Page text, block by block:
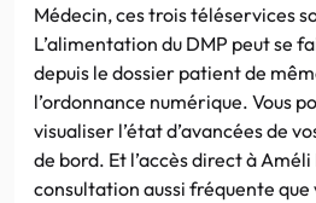
Médecin, ces trois téléservices
L’alimentation du DMP peut se
depuis le dossier patient de
l’ordonnance numérique. Vous
visualiser l’état d’avancées de
de bord. Et l’accès direct à
consultation aussi fréquente que